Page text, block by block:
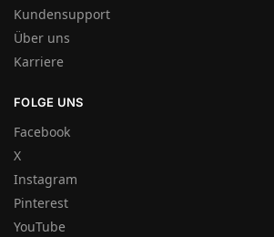
Kundensupport
Über uns
Karriere
FOLGE UNS
Facebook
X
Instagram
Pinterest
YouTube